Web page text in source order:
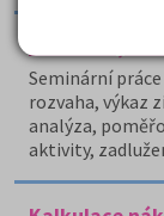
JAF HOLZ,
Seminární
rozvaha, výkaz
analýza,
aktivity,